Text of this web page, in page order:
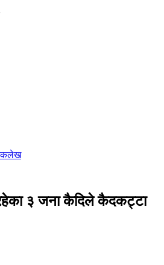
लेख
रहेका ३ जना कैदिले कैदकट्टा